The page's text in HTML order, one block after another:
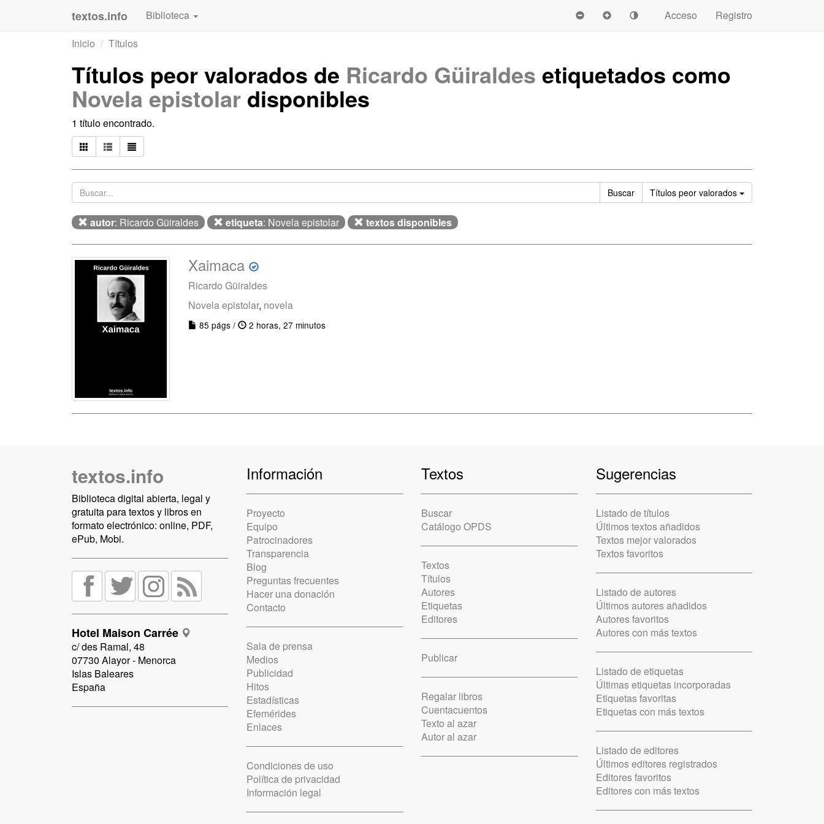
textos.info Biblioteca Acceso
Registro
Inicio
Títulos
Títulos peor valorados de Ricardo Güiraldes etiquetados como
Novela epistolar disponibles
1 título encontrado.
Buscar Títulos peor valorados Ordenar
autor: Ricardo Güiraldes etiqueta: Novela epistolar textos disponibles
Xaimaca
Ricardo Güiraldes
Novela epistolar, novela
85 págs / 2 horas, 27 minutos
textos.info
Biblioteca digital abierta, legal y
gratuita para textos y libros en
formato electrónico: online, PDF,
ePub, Mobi.
Hotel Maison Carrée
c/ des Ramal, 48
07730 Alayor - Menorca
Islas Baleares
España
Información
Proyecto
Equipo
Patrocinadores
Transparencia
Blog
Preguntas frecuentes
Hacer una donación
Contacto
Sala de prensa
Medios
Publicidad
Hitos
Estadísticas
Efemérides
Enlaces
Condiciones de uso
Política de privacidad
Información legal
Textos
Buscar
Catálogo OPDS
Textos
Títulos
Autores
Etiquetas
Editores
Publicar
Regalar libros
Cuentacuentos
Texto al azar
Autor al azar
Sugerencias
Listado de títulos
Últimos textos añadidos
Textos mejor valorados
Textos favoritos
Listado de autores
Últimos autores añadidos
Autores favoritos
Autores con más textos
Listado de etiquetas
Últimas etiquetas incorporadas
Etiquetas favoritas
Etiquetas con más textos
Listado de editores
Últimos editores registrados
Editores favoritos
Editores con más textos